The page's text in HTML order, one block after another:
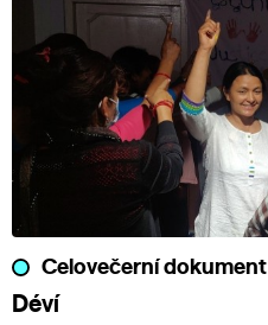
Celovečerní dokument
Déví